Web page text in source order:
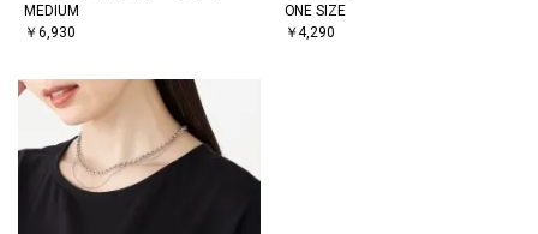
MEDIUM
￥6,930
ONE SIZE
￥4,290